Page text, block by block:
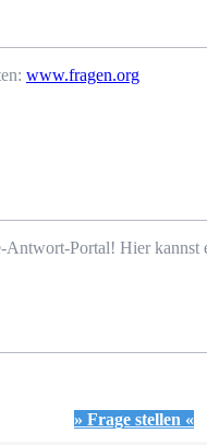
www.fragen.org
Portal! Hier
» Frage stellen «